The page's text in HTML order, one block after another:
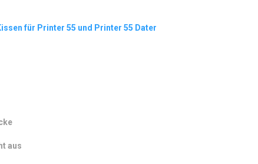
für Printer 55 und Printer 55 Dater
aus